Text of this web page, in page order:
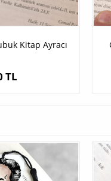
Kitap Ayracı
TL